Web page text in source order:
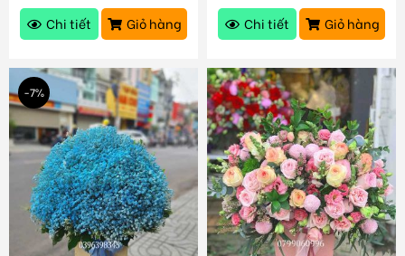
Chi tiết
Giỏ hàng
Chi tiết
Giỏ hàng
-7%